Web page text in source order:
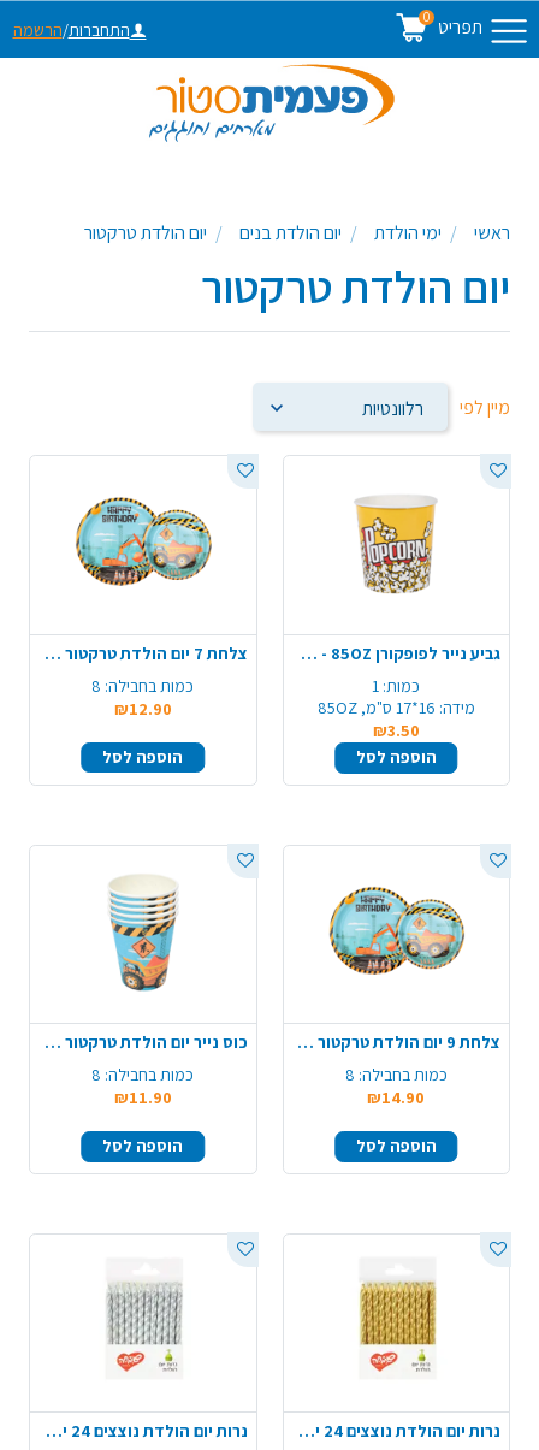
תפריט 0
התחברות/הרשמה
ראשי ימי הולדת יום הולדת בנים יום הולדת טרקטור
יום הולדת טרקטור
מיין לפי
גביע נייר לפופקורן 85OZ - ענק
כמות: 1
מידה: 16*17 ס"מ, 85OZ
₪3.50
הוספה לסל
צלחת 7 יום הולדת טרקטור 8 יח' - כחול
כמות בחבילה: 8
₪12.90
הוספה לסל
צלחת 9 יום הולדת טרקטור 8 יח' - כחול
כמות בחבילה: 8
₪14.90
הוספה לסל
כוס נייר יום הולדת טרקטור 8 יח' - כחול
כמות בחבילה: 8
₪11.90
הוספה לסל
נרות יום הולדת נוצצים 24 יח' - זהב
נרות יום הולדת נוצצים 24 יח' - כסף